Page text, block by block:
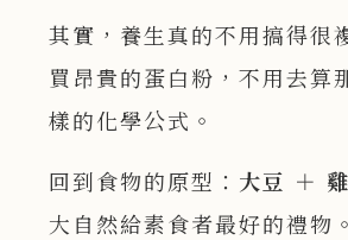
其實，養生真的不用搞得很
買昂貴的蛋白粉，不用去算
樣的化學公式。
回到食物的原型： 大豆 ＋
大自然給素食者最好的禮物。